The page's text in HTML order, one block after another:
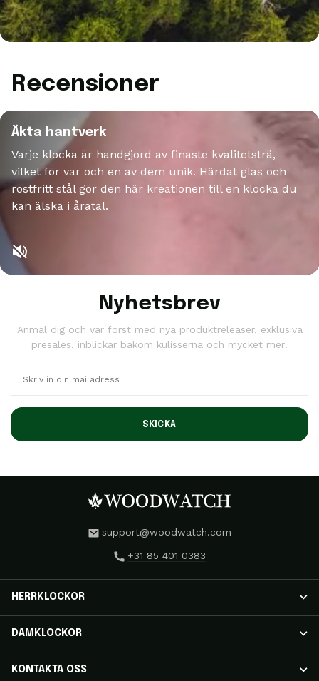
Recensioner
Äkta hantverk
Varje klocka är handgjord av finaste kvalitetsträ,
vilket för var och en av dem unik. Härdat glas och
rostfritt stål gör den här kreationen till en klocka du
kan älska i åratal.
Nyhetsbrev
Anmäl dig och var först med nya produktreleaser, exklusiva
presales, inblickar bakom kulisserna och mycket mer!
SKICKA
support@woodwatch.com
+31 85 401 0383
HERRKLOCKOR
DAMKLOCKOR
KONTAKTA OSS